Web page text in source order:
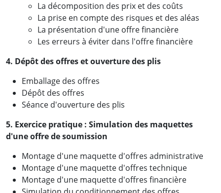
La décomposition des prix et des coûts
La prise en compte des risques et des aléas
La présentation d'une offre financière
Les erreurs à éviter dans l'offre financière
4. Dépôt des offres et ouverture des plis
Emballage des offres
Dépôt des offres
Séance d'ouverture des plis
5. Exercice pratique : Simulation des maquettes
d'une offre de soumission
Montage d'une maquette d'offres administrative
Montage d'une maquette d'offres technique
Montage d'une maquette d'offres financière